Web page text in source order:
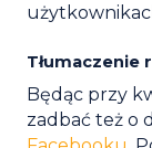
Tłumaczenie
Będąc przy
zadbać też o